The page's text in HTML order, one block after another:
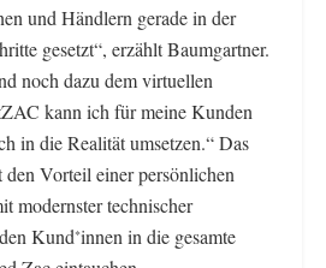
und Händlern gerade in der
gesetzt“, erzählt Baumgartner.
noch dazu dem virtuellen
kann ich für meine Kunden
in die Realität umsetzen.“ Das
Vorteil einer persönlichen
modernster technischer
Kund*innen in die gesamte